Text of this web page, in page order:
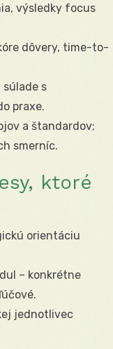
výsledky focus
dôvery, time-to-
súlade s
praxe.
a štandardov;
smerníc.
ktoré
orientáciu
– konkrétne
jednotlivec